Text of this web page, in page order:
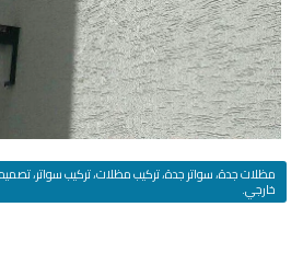
مظلات جدة، سواتر جدة، تركيب مظلات، تركيب سواتر، تصميم
خارجي.